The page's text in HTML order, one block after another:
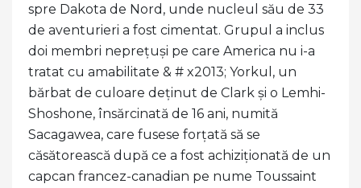
spre Dakota de Nord, unde nucleul său de 33
de aventurieri a fost cimentat. Grupul a inclus
doi membri neprețuși pe care America nu i-a
tratat cu amabilitate & # x2013; Yorkul, un
bărbat de culoare deținut de Clark și o Lemhi-
Shoshone, însărcinată de 16 ani, numită
Sacagawea, care fusese forțată să se
căsătorească după ce a fost achiziționată de un
capcan francez-canadian pe nume Toussaint